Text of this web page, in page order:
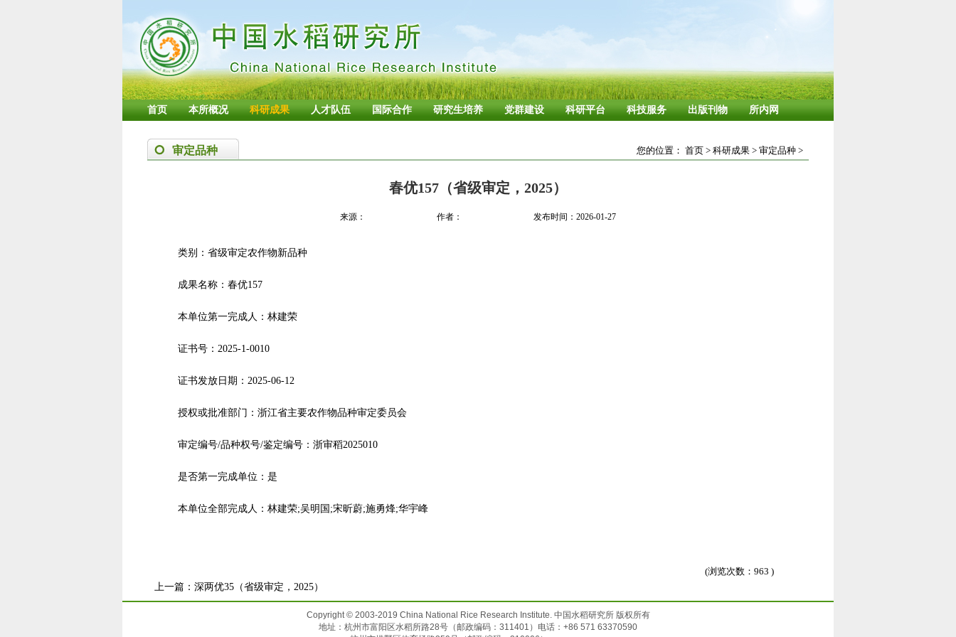
首页 本所概况 科研成果 人才队伍 国际合作 研究生培养 党群建设 科研平台 科技服务 出版刊物 所内网
审定品种 您的位置： 首页 > 科研成果 > 审定品种 >
春优157（省级审定，2025）
来源： 作者： 发布时间：2026-01-27
类别：省级审定农作物新品种
成果名称：春优157
本单位第一完成人：林建荣
证书号：2025-1-0010
证书发放日期：2025-06-12
授权或批准部门：浙江省主要农作物品种审定委员会
审定编号/品种权号/鉴定编号：浙审稻2025010
是否第一完成单位：是
本单位全部完成人：林建荣;吴明国;宋昕蔚;施勇烽;华宇峰
(浏览次数： 963 )
上一篇： 深两优35（省级审定，2025）
Copyright © 2003-2019 China National Rice Research Institute. 中国水稻研究所 版权所有
地址：杭州市富阳区水稻所路28号（邮政编码：311401）电话：+86 571 63370590